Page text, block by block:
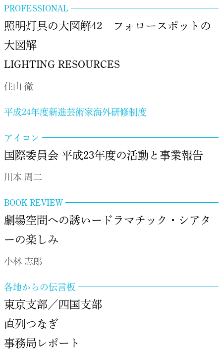
PROFESSIONAL
照明灯具の大図解42 フォロースポットの
大図解
LIGHTING RESOURCES
住山 徹
平成24年度新進芸術家海外研修制度
アイコン
国際委員会 平成23年度の活動と事業報告
川本 周二
BOOK REVIEW
劇場空間への誘いードラマチック・シアタ
ーの楽しみ
小林 志郎
各地からの伝言板
東京支部／四国支部
直列つなぎ
事務局レポート